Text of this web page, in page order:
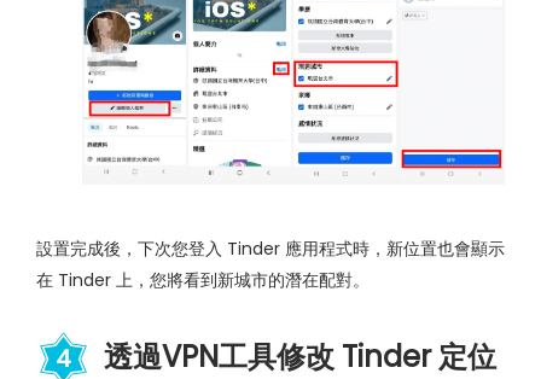
設置完成後，下次您登入 Tinder 應用程式時，新位置也會顯示
在 Tinder 上，您將看到新城市的潛在配對。
4 透過VPN工具修改 Tinder 定位